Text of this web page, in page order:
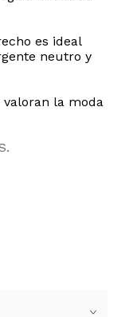
es ideal
neutro y
la moda